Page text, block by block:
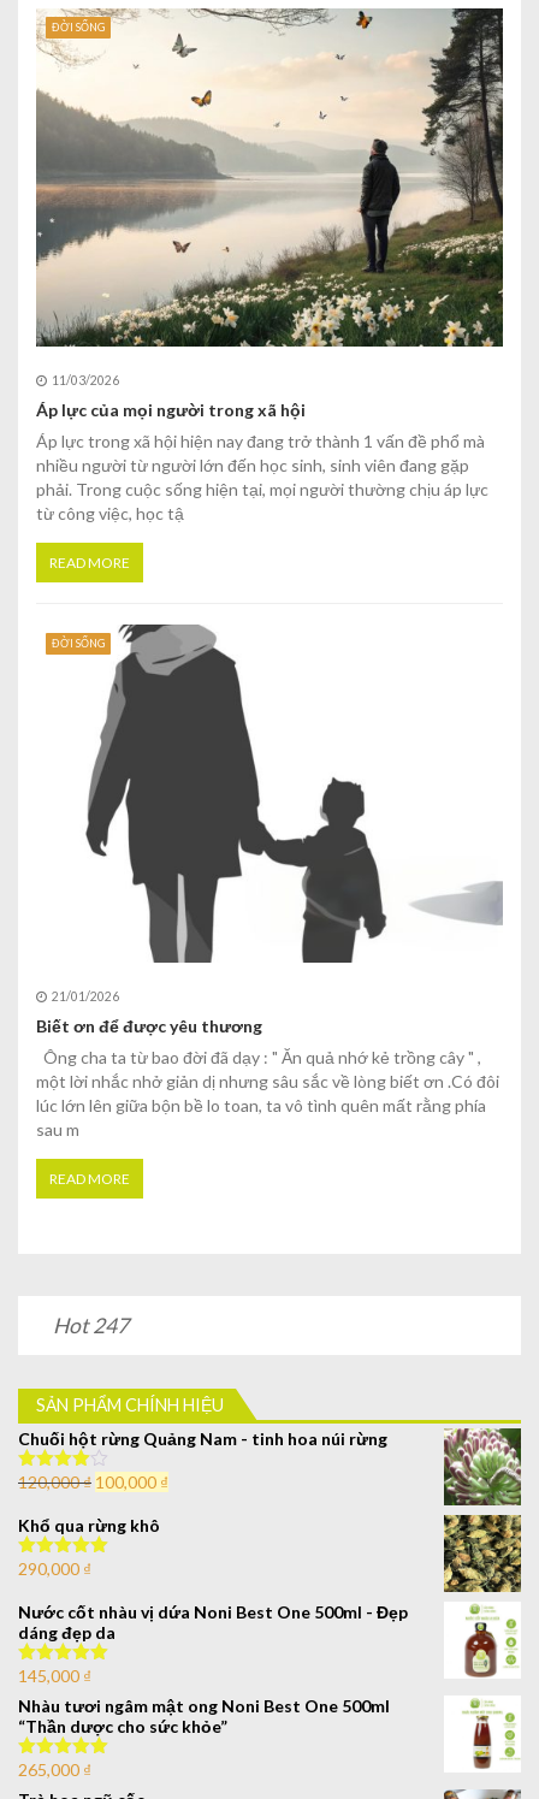
ĐỜI SỐNG
11/03/2026
Áp lực của mọi người trong xã hội
Áp lực trong xã hội hiện nay đang trở thành 1 vấn đề phổ mà
nhiều người từ người lớn đến học sinh, sinh viên đang gặp
phải. Trong cuộc sống hiện tại, mọi người thường chịu áp lực
từ công việc, học tậ
READ MORE
ĐỜI SỐNG
21/01/2026
Biết ơn để được yêu thương
Ông cha ta từ bao đời đã dạy : " Ăn quả nhớ kẻ trồng cây " ,
một lời nhắc nhở giản dị nhưng sâu sắc về lòng biết ơn .Có đôi
lúc lớn lên giữa bộn bề lo toan, ta vô tình quên mất rằng phía
sau m
READ MORE
Hot 247
SẢN PHẨM CHÍNH HIỆU
Chuối hột rừng Quảng Nam - tinh hoa núi rừng
Được xếp
5 sao
120,000₫ 100,000 ₫
Khổ qua rừng khô
Được xếp
sao
290,000 ₫
Nước cốt nhàu vị dứa Noni Best One 500ml - Đẹp
dáng đẹp da
Được xếp
sao
145,000 ₫
Nhàu tươi ngâm mật ong Noni Best One 500ml
“Thần dược cho sức khỏe”
Được xếp
265,000 ₫